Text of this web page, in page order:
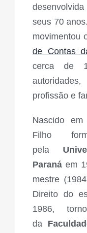
seus 70
movimentou
de Contas
cerca de
profissão e
Nascido
Filho
pela
Paraná em
mestre
Direito do
1986,
da